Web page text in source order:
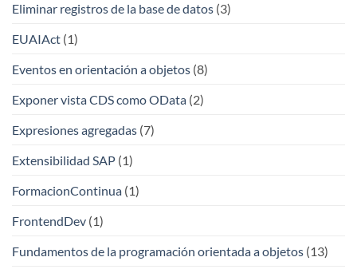
Eliminar registros de la base de datos (3)
EUAIAct (1)
Eventos en orientación a objetos (8)
Exponer vista CDS como OData (2)
Expresiones agregadas (7)
Extensibilidad SAP (1)
FormacionContinua (1)
FrontendDev (1)
Fundamentos de la programación orientada a objetos (13)